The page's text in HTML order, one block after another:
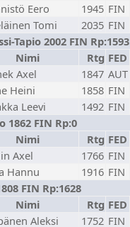
Eero 1945 FIN
Tomi 2035 FIN
Tapio 2002 FIN Rp:1593
Nimi Rtg FED
Axel 1847 AUT
Heini 1858 FIN
Leevi 1492 FIN
1862 FIN Rp:0
Nimi Rtg FED
Axel 1766 FIN
Hannu 1916 FIN
FIN Rp:1628
Nimi Rtg FED
Aleksi 1752 FIN